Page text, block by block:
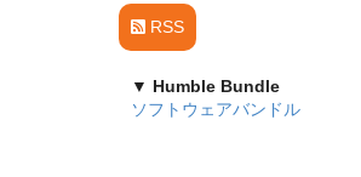
RSS
▼ Humble Bundle
ソフトウェアバンドル